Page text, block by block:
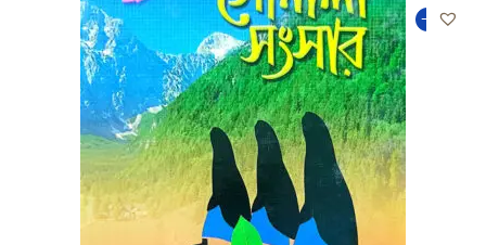
-27%